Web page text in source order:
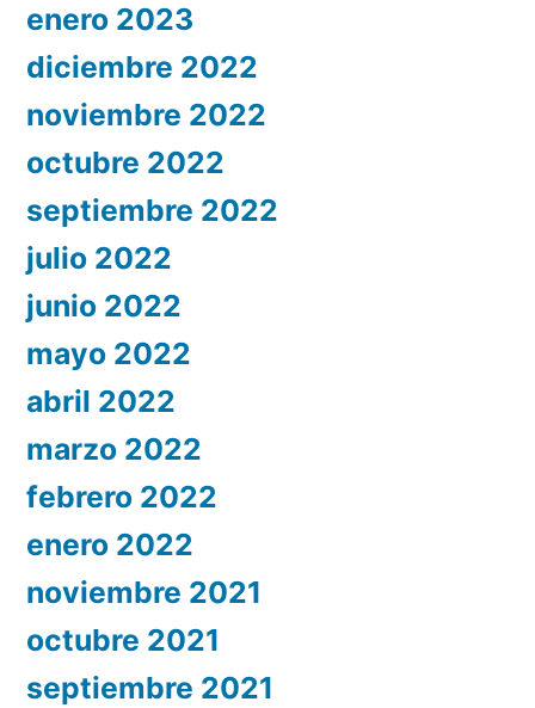
enero 2023
diciembre 2022
noviembre 2022
octubre 2022
septiembre 2022
julio 2022
junio 2022
mayo 2022
abril 2022
marzo 2022
febrero 2022
enero 2022
noviembre 2021
octubre 2021
septiembre 2021